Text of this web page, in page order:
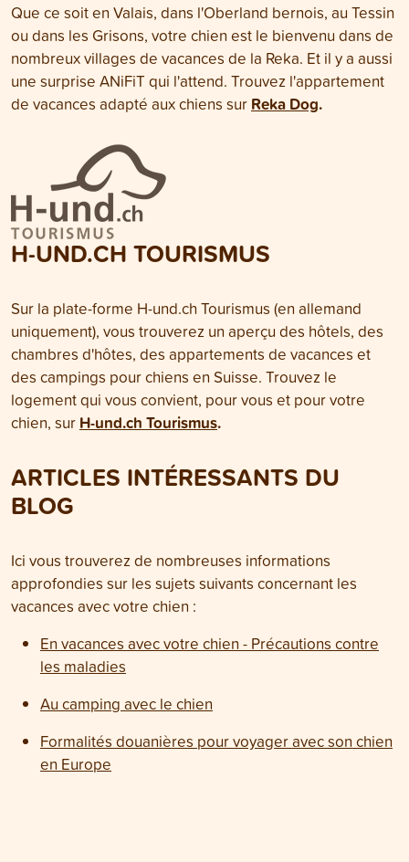
Que ce soit en Valais, dans l'Oberland bernois, au Tessin
ou dans les Grisons, votre chien est le bienvenu dans de
nombreux villages de vacances de la Reka. Et il y a aussi
une surprise ANiFiT qui l'attend. Trouvez l'appartement
de vacances adapté aux chiens sur Reka Dog.
H-UND.CH TOURISMUS
Sur la plate-forme H-und.ch Tourismus (en allemand
uniquement), vous trouverez un aperçu des hôtels, des
chambres d'hôtes, des appartements de vacances et
des campings pour chiens en Suisse. Trouvez le
logement qui vous convient, pour vous et pour votre
chien, sur H-und.ch Tourismus.
ARTICLES INTÉRESSANTS DU
BLOG
Ici vous trouverez de nombreuses informations
approfondies sur les sujets suivants concernant les
vacances avec votre chien :
En vacances avec votre chien - Précautions contre
les maladies
Au camping avec le chien
Formalités douanières pour voyager avec son chien
en Europe